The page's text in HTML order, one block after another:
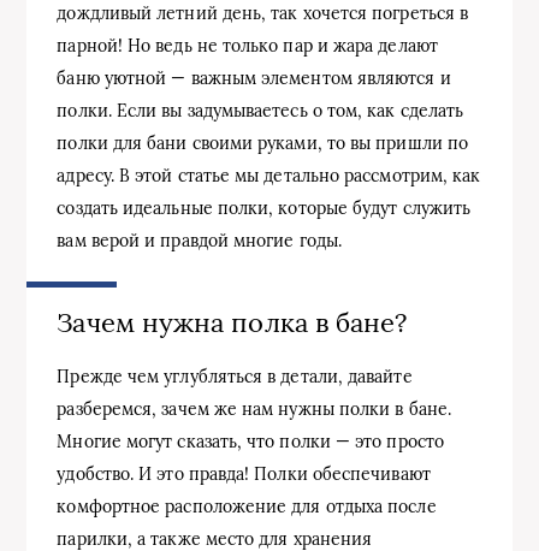
дождливый летний день, так хочется погреться в
парной! Но ведь не только пар и жара делают
баню уютной — важным элементом являются и
полки. Если вы задумываетесь о том, как сделать
полки для бани своими руками, то вы пришли по
адресу. В этой статье мы детально рассмотрим, как
создать идеальные полки, которые будут служить
вам верой и правдой многие годы.
Зачем нужна полка в бане?
Прежде чем углубляться в детали, давайте
разберемся, зачем же нам нужны полки в бане.
Многие могут сказать, что полки — это просто
удобство. И это правда! Полки обеспечивают
комфортное расположение для отдыха после
парилки, а также место для хранения